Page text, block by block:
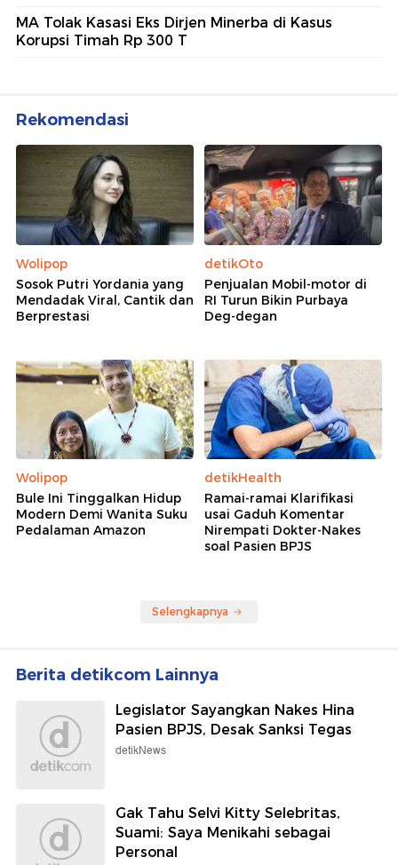
MA Tolak Kasasi Eks Dirjen Minerba di Kasus
Korupsi Timah Rp 300 T
Rekomendasi
Wolipop
Sosok Putri Yordania yang
Mendadak Viral, Cantik dan
Berprestasi
detikOto
Penjualan Mobil-motor di
RI Turun Bikin Purbaya
Deg-degan
Wolipop
Bule Ini Tinggalkan Hidup
Modern Demi Wanita Suku
Pedalaman Amazon
detikHealth
Ramai-ramai Klarifikasi
usai Gaduh Komentar
Nirempati Dokter-Nakes
soal Pasien BPJS
Selengkapnya
Berita detikcom Lainnya
Legislator Sayangkan Nakes Hina
Pasien BPJS, Desak Sanksi Tegas
detikNews
Gak Tahu Selvi Kitty Selebritas,
Suami: Saya Menikahi sebagai
Personal